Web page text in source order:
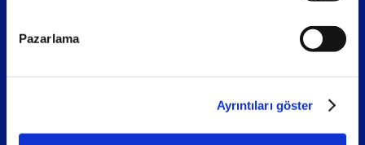
Pazarlama
Ayrıntıları göster
Bilgi Akışımıza Katılın